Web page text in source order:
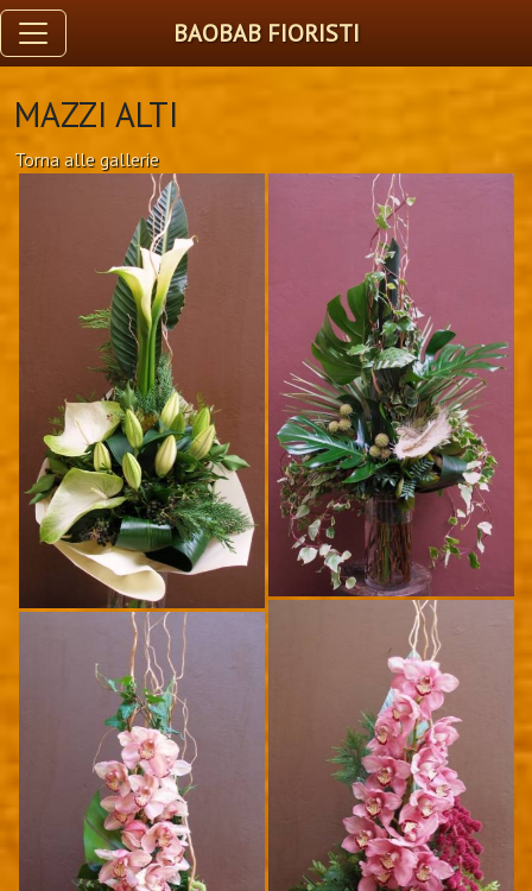
BAOBAB FIORISTI
MAZZI ALTI
Torna alle gallerie